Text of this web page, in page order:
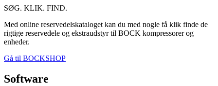
SØG. KLIK. FIND.
Med online reservedelskataloget kan du med nogle få klik finde de
rigtige reservedele og ekstraudstyr til BOCK kompressorer og
enheder.
Gå til BOCKSHOP
Software